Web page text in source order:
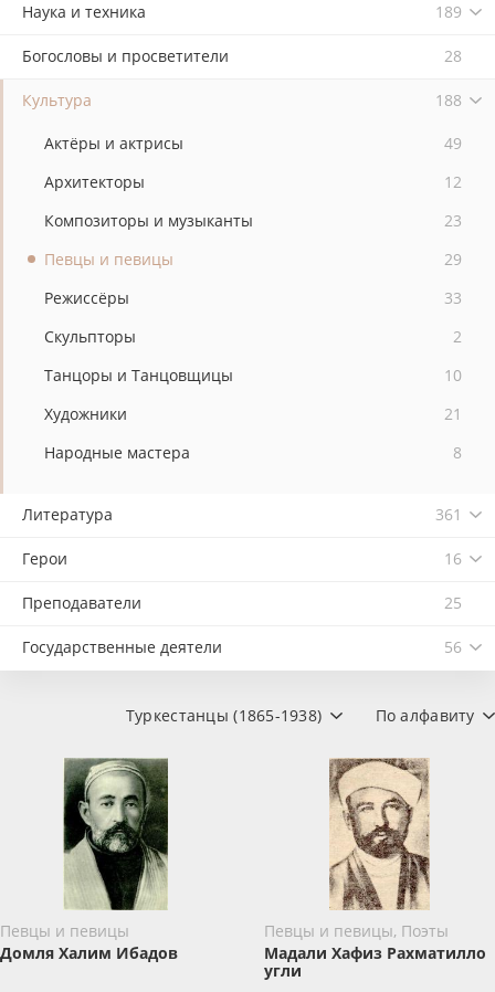
Наука и техника 189
Богословы и просветители 28
Культура 188
Актёры и актрисы
49
Архитекторы
12
Композиторы и музыканты
23
Певцы и певицы
29
Режиссёры
33
Скульпторы
2
Танцоры и Танцовщицы
10
Художники
21
Народные мастера
8
Литература 361
Герои 16
Преподаватели 25
Государственные деятели 56
По алфавиту
Туркестанцы (1865-1938)
Певцы и певицы
Домля Халим Ибадов
Певцы и певицы, Поэты
Мадали Хафиз Рахматилло
угли